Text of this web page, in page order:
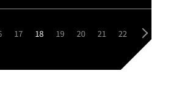
17 18 19 20 21 22